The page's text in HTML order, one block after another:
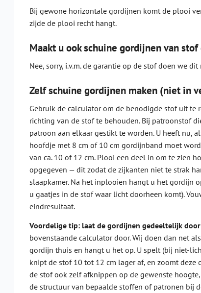
Bij gewone horizontale gordijnen komt de plooi
zijde de plooi recht hangt.
Maakt u ook schuine gordijnen van
Nee, sorry, i.v.m. de garantie op de stof doen we dit
Zelf schuine gordijnen maken (niet in
Gebruik de calculator om de benodigde stof uit te
richting van de stof te behouden. Bij patroonstof
patroon aan elkaar gestikt te worden. U heeft nu,
hoofdje met 8 cm of 10 cm gordijnband moet
van ca. 10 of 12 cm. Plooi een deel in om te zien
opgegeven — dit zodat de zijkanten niet te strak
slaapkamer. Na het inplooien hangt u het gordijn
u gaatjes in de stof waar licht doorheen komt).
eindresultaat.
Voordelige tip: laat de gordijnen gedeeltelijk
bovenstaande calculator door. Wij doen dan net
gordijn thuis en hangt u het op. U spelt (bij niet-
knipt de stof 10 tot 12 cm lager af, en zoomt deze
de stof ook zelf afknippen op de gewenste
de structuur van bepaalde stoffen of patronen bij